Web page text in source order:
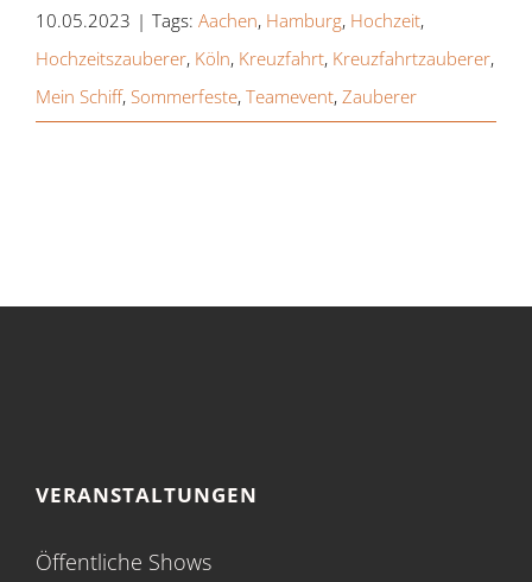
10.05.2023 | Tags: Aachen, Hamburg, Hochzeit,
Hochzeitszauberer, Köln, Kreuzfahrt, Kreuzfahrtzauberer,
Mein Schiff, Sommerfeste, Teamevent, Zauberer
VERANSTALTUNGEN
Öffentliche Shows